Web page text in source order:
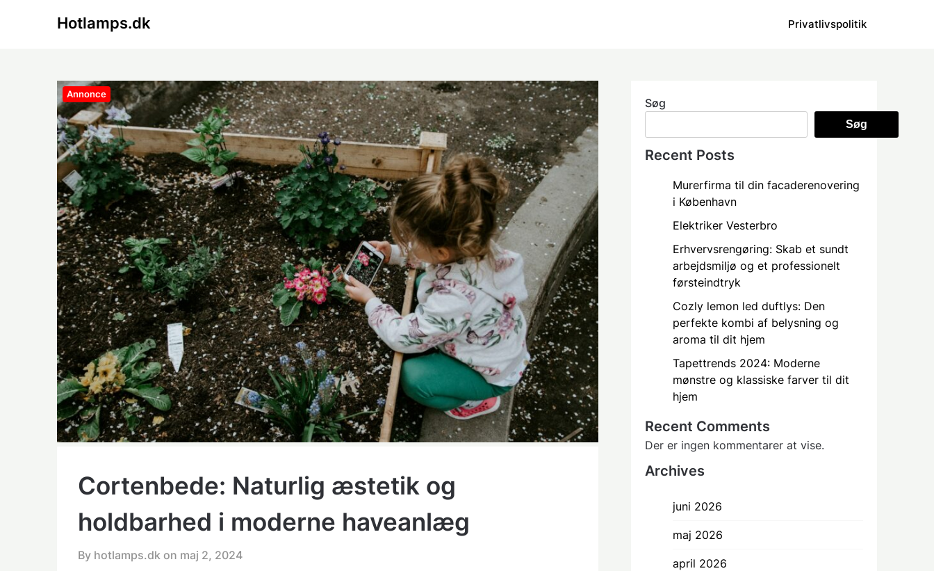
Hotlamps.dk Privatlivspolitik
Annonce
Cortenbede: Naturlig æstetik og
holdbarhed i moderne haveanlæg
By hotlamps.dk on maj 2, 2024
Søg
Søg
Recent Posts
Murerfirma til din facaderenovering
i København
Elektriker Vesterbro
Erhvervsrengøring: Skab et sundt
arbejdsmiljø og et professionelt
førsteindtryk
Cozly lemon led duftlys: Den
perfekte kombi af belysning og
aroma til dit hjem
Tapettrends 2024: Moderne
mønstre og klassiske farver til dit
hjem
Recent Comments
Der er ingen kommentarer at vise.
Archives
juni 2026
maj 2026
april 2026